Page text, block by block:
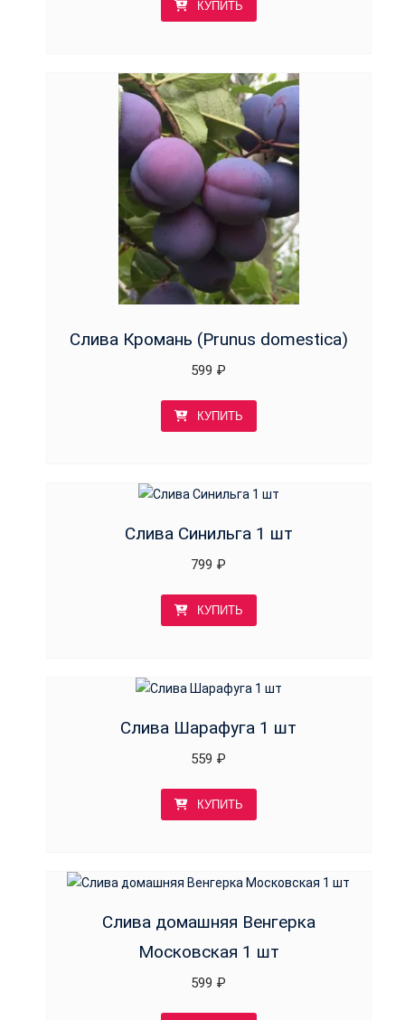
КУПИТЬ
Слива Кромань (Prunus domestica)
599 ₽
КУПИТЬ
Слива Синильга 1 шт
799 ₽
КУПИТЬ
Слива Шарафуга 1 шт
559 ₽
КУПИТЬ
Слива домашняя Венгерка
Московская 1 шт
599 ₽